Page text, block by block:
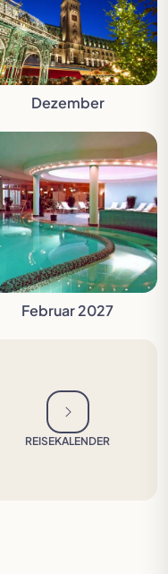
Dezember
Februar 2027
REISEKALENDER